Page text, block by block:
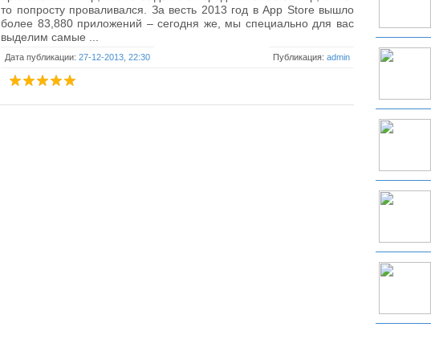
то попросту проваливался. За весть 2013 год в App Store вышло
более 83,880 приложений – сегодня же, мы специально для вас
выделим самые ...
Дата публикации: 27-12-2013, 22:30 Публикация: admin